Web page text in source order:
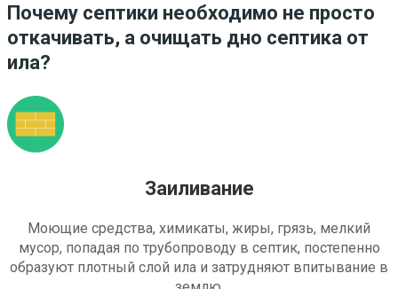
Почему септики необходимо не просто
откачивать, а очищать дно септика от
ила?
Заиливание
Моющие средства, химикаты, жиры, грязь, мелкий
мусор, попадая по трубопроводу в септик, постепенно
образуют плотный слой ила и затрудняют впитывание в